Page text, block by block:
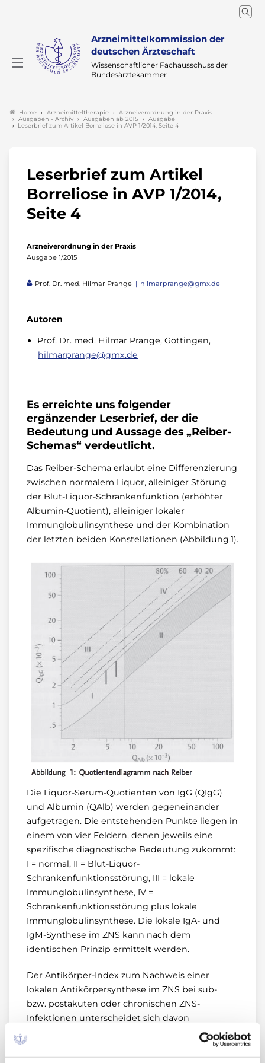
Arzneimittelkommission der
deutschen Ärzteschaft
Wissenschaftlicher Fachausschuss der
Bundesärztekammer
Home Arzneimitteltherapie
Arzneiverordnung in der Praxis
Ausgaben - Archiv
Ausgaben ab 2015
Ausgabe
Leserbrief zum Artikel Borreliose in AVP 1/2014, Seite 4
Leserbrief zum Artikel
Borreliose in AVP 1/2014,
Seite 4
Arzneiverordnung in der Praxis
Ausgabe 1/2015
Prof. Dr. med. Hilmar Prange hilmarprange@gmx.de
Autoren
Prof. Dr. med. Hilmar Prange, Göttingen,
hilmarprange@gmx.de
Es erreichte uns folgender
ergänzender Leserbrief, der die
Bedeutung und Aussage des „Reiber-
Schemas“ verdeutlicht.
Das Reiber-Schema erlaubt eine Differenzierung
zwischen normalem Liquor, alleiniger Störung
der Blut-Liquor-Schrankenfunktion (erhöhter
Albumin-Quotient), alleiniger lokaler
Immunglobulinsynthese und der Kombination
der letzten beiden Konstellationen (Abbildung.1).
Die Liquor-Serum-Quotienten von IgG (QIgG)
und Albumin (QAlb) werden gegeneinander
aufgetragen. Die entstehenden Punkte liegen in
einem von vier Feldern, denen jeweils eine
spezifische diagnostische Bedeutung zukommt:
I = normal, II = Blut-Liquor-
Schrankenfunktionsstörung, III = lokale
Immunglobulinsynthese, IV =
Schrankenfunktionsstörung plus lokale
Immunglobulinsynthese. Die lokale IgA- und
IgM-Synthese im ZNS kann nach dem
identischen Prinzip ermittelt werden.
Der Antikörper-Index zum Nachweis einer
lokalen Antikörpersynthese im ZNS bei sub-
bzw. postakuten oder chronischen ZNS-
Infektionen unterscheidet sich davon
grundlegend: Die Bezugsgröße ist nicht das
Albumin (!) sondern das „unspezifische“ Gesamt-
IgG. Im Antikörper-Index (AI) wird das